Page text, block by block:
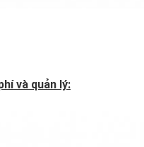
và quản lý: